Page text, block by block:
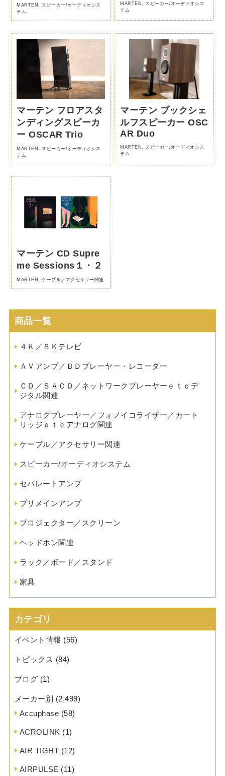
MARTEN
スピーカー/オーディオシス
テム
MARTEN
スピーカー/オーディオシス
テム
マーテン フロアスタ
ンディングスピーカ
ー OSCAR Trio
MARTEN
スピーカー/オーディオシス
テム
マーテン ブックシェ
ルフスピーカー OSC
AR Duo
MARTEN
スピーカー/オーディオシス
テム
マーテン CD Supre
me Sessions１・２
MARTEN,ケーブル／アクセサリー関連
商品一覧
４Ｋ／８Ｋテレビ
ＡＶアンプ／ＢＤプレーヤー・レコーダー
ＣＤ／ＳＡＣＤ／ネットワークプレーヤーｅｔｃデ
ジタル関連
アナログプレーヤー／フォノイコライザー／カート
リッジｅｔｃアナログ関連
ケーブル／アクセサリー関連
スピーカー/オーディオシステム
セパレートアンプ
プリメインアンプ
プロジェクター／スクリーン
ヘッドホン関連
ラック／ボード／スタンド
家具
カテゴリ
イベント情報 (56)
トピックス (84)
ブログ (1)
メーカー別 (2,499)
Accuphase (58)
ACROLINK (1)
AIR TIGHT (12)
AIRPULSE (11)